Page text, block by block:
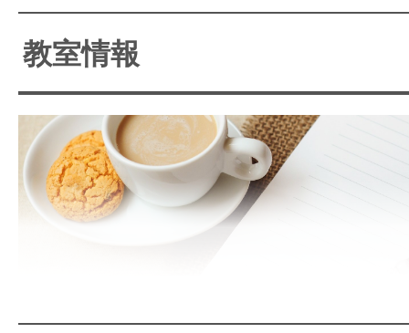
日本で唯一の教室です
教室情報